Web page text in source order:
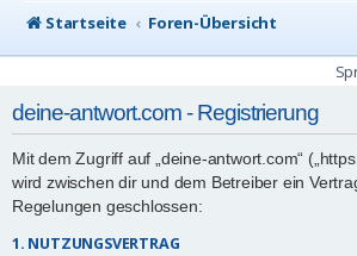
Startseite
Foren-Übersicht
deine-antwort.com - Registrierung
Mit dem Zugriff auf „deine-antwort.com“
wird zwischen dir und dem Betreiber ein
Regelungen geschlossen:
1. NUTZUNGSVERTRAG